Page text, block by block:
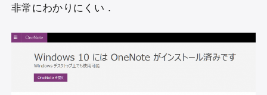
非常にわかりにくい．